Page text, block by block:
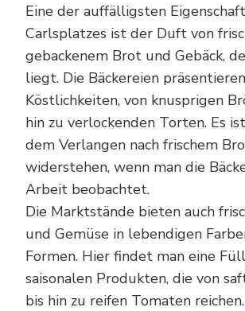
Eine der auffälligsten
Carlsplatzes ist der Duft von
gebackenem Brot und Gebäck,
liegt. Die Bäckereien
Köstlichkeiten, von knusprigen
hin zu verlockenden Torten. Es
dem Verlangen nach frischem
widerstehen, wenn man die
Arbeit beobachtet.
Die Marktstände bieten auch
und Gemüse in lebendigen
Formen. Hier findet man eine
saisonalen Produkten, die von
bis hin zu reifen Tomaten